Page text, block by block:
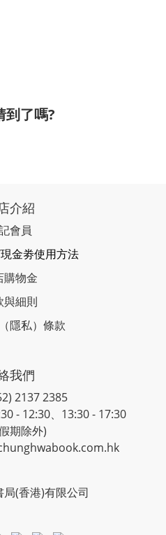
到了嗎?
介紹
會員
金劵使用方法
購物金
與細則
隱私）條款
我們
2137 2385
- 12:30、13:30 - 17:30
期除外)
(香港)有限公司